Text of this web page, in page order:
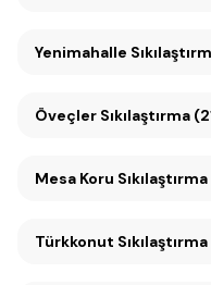
Yenimahalle
Öveçler Sıkılaştırma
Mesa Koru
Türkkonut